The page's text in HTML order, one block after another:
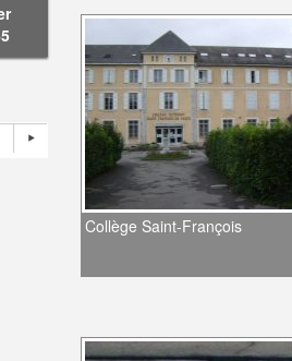
Collège Saint-François